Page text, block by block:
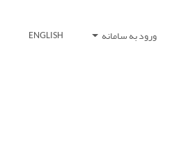
ورود به سامانه ENGLISH